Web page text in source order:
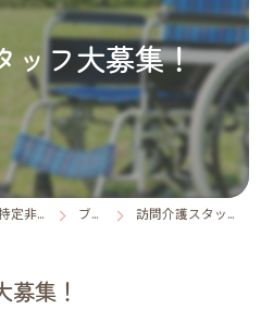
ッフ大募集！
愛知県名古屋の訪問介護なら特定非営利活動法人Sottaku ブログ 訪問介護スタッフ大募集！
集！